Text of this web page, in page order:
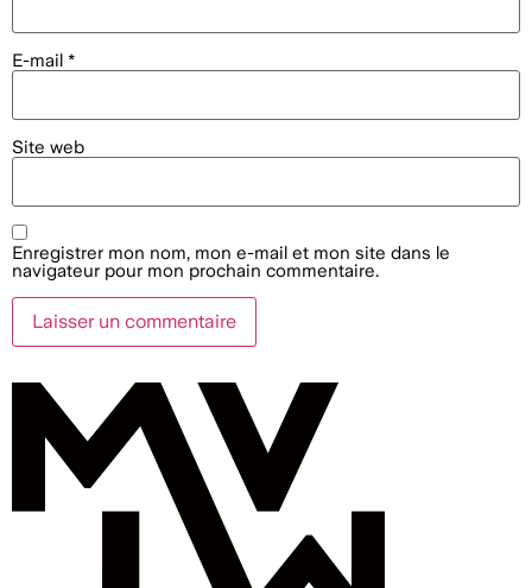
E-mail *
Site web
Enregistrer mon nom, mon e-mail et mon site dans le
navigateur pour mon prochain commentaire.